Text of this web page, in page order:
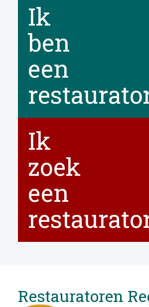
VIND EEN RESTAURATOR
EDUCATIE
CONTACT
Ik
ben
een
Ik
zoek
een
Restauratoren